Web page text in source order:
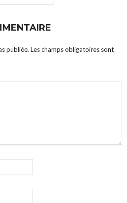
publiée. Les champs obligatoires sont